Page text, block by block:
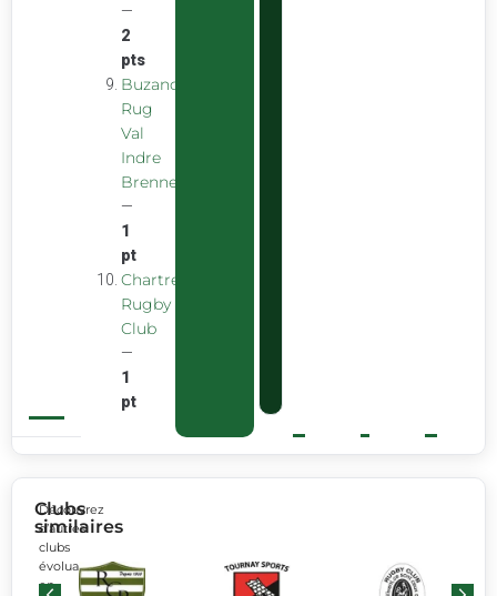
—
2
pts
Buzancais
Rug
Val
Indre
Brenne
—
1
pt
Chartreuse
Rugby
Club
—
1
pt
Clubs
similaires
Découvrez
d’autres
clubs
évoluant
en